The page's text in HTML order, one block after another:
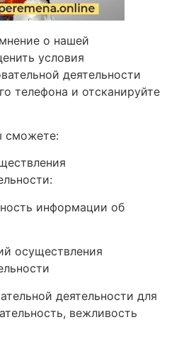
о нашей
условия
деятельности
телефона и отсканируйте
сможете:
информации об
осуществления
деятельности для
вежливость